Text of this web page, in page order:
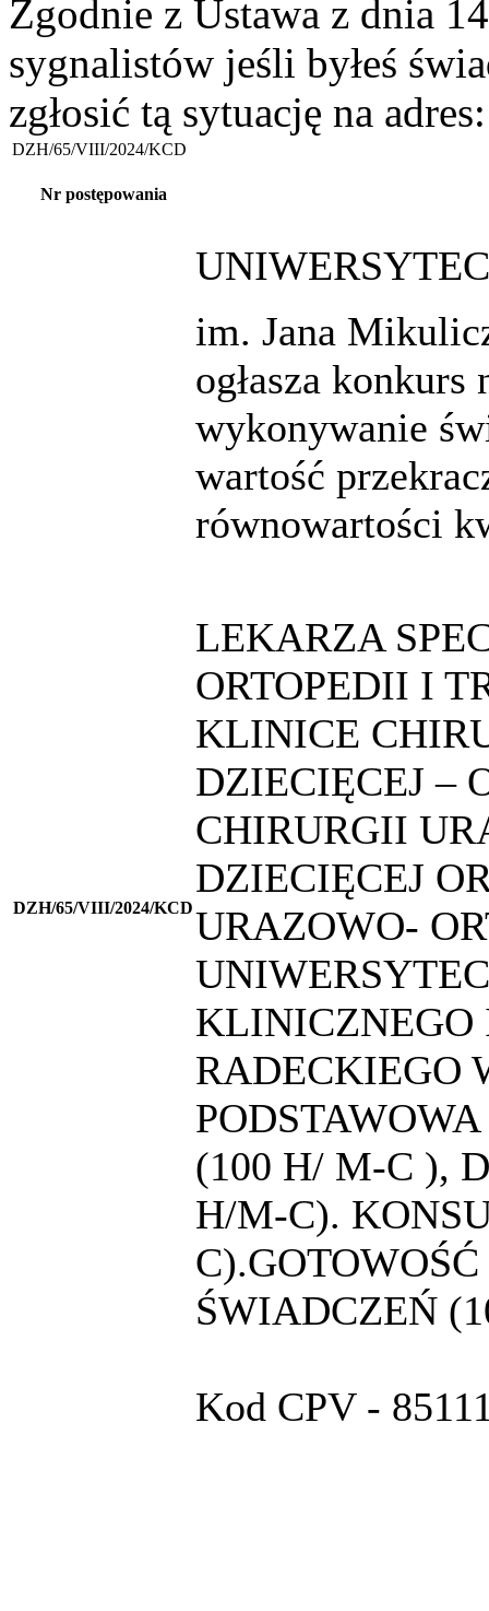
Zgodnie z Ustawa z dnia
sygnalistów jeśli byłeś
zgłosić tą sytuację na
DZH/65/VIII/2024/KCD
Nr postępowania
DZH/65/VIII/2024/KCD
im. Jana
ogłasza
wykonywanie
wartość
równowartości
LEKARZA
ORTOPEDII I
KLINICE
DZIECIĘCEJ –
CHIRURGII
DZIECIĘCEJ
URAZOWO-
RADECKIEGO
(100 H/ M-C ),
H/M-C).
ŚWIADCZEŃ
Kod CPV -